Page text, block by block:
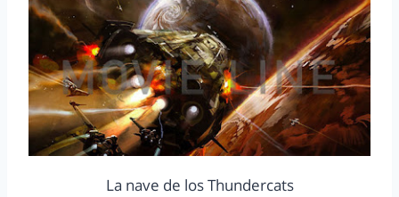
La nave de los Thundercats